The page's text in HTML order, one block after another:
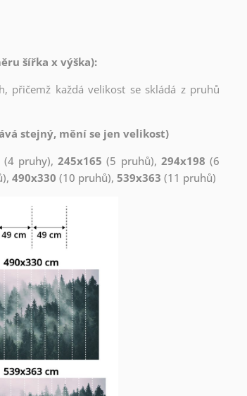
šířka x výška):
přičemž každá velikost se skládá z pruhů
stejný, mění se jen velikost)
(4 pruhy),245x165 (5 pruhů), 294x198 (6
490x330 (10 pruhů), 539x363 (11 pruhů)